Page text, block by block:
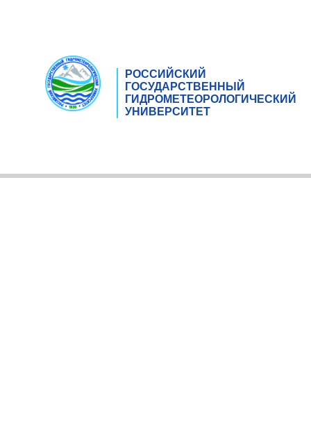
РОССИЙСКИЙ
ГОСУДАРСТВЕННЫЙ
ГИДРОМЕТЕОРОЛОГИЧЕСКИЙ
УНИВЕРСИТЕТ